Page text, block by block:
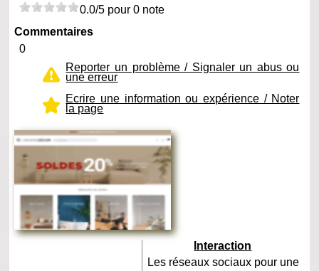
0.0/5 pour 0 note
Commentaires
0
Reporter un problème / Signaler un abus ou
une erreur
Ecrire une information ou expérience / Noter
la page
Interaction
Les réseaux sociaux pour une